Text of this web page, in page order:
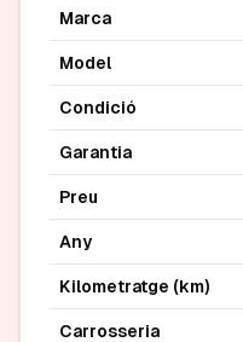
Marca
Model
Condició
Garantia
Preu
Any
Kilometratge (km)
Carrosseria